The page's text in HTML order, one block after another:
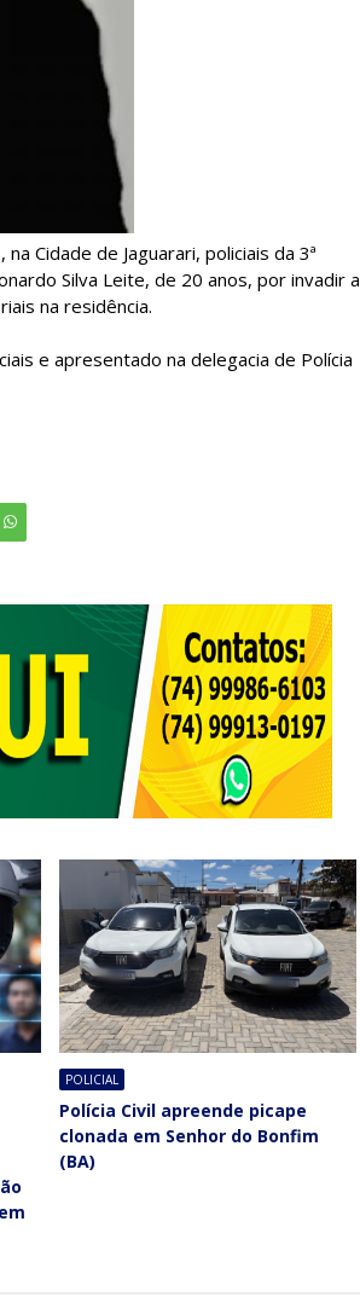
Cidade de Jaguarari, policiais da 3ª
Silva Leite, de 20 anos, por invadir a
na residência.
e apresentado na delegacia de Polícia
POLICIAL
Polícia Civil apreende picape
clonada em Senhor do Bonfim
(BA)